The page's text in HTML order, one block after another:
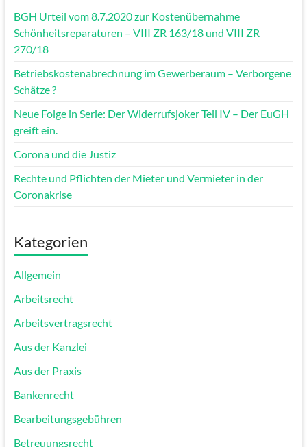
BGH Urteil vom 8.7.2020 zur Kostenübernahme
Schönheitsreparaturen – VIII ZR 163/18 und VIII ZR
270/18
Betriebskostenabrechnung im Gewerberaum – Verborgene
Schätze ?
Neue Folge in Serie: Der Widerrufsjoker Teil IV – Der EuGH
greift ein.
Corona und die Justiz
Rechte und Pflichten der Mieter und Vermieter in der
Coronakrise
Kategorien
Allgemein
Arbeitsrecht
Arbeitsvertragsrecht
Aus der Kanzlei
Aus der Praxis
Bankenrecht
Bearbeitungsgebühren
Betreuungsrecht